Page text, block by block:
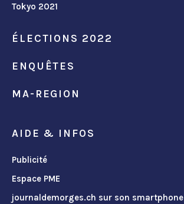
Tokyo 2021
ÉLECTIONS 2022
ENQUÊTES
MA-REGION
AIDE & INFOS
Publicité
Espace PME
journaldemorges.ch sur son smartphone